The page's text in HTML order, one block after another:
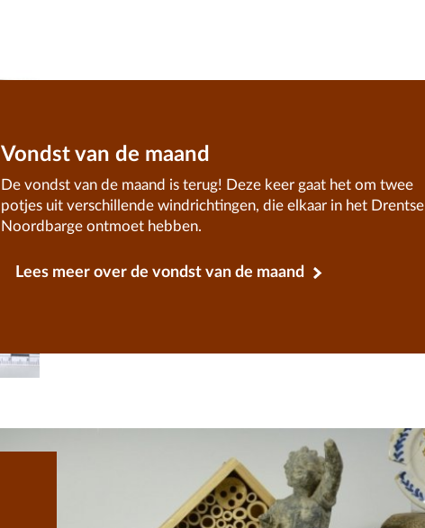
Vondst van de maand
De vondst van de maand is terug! Deze keer gaat het om twee
potjes uit verschillende windrichtingen, die elkaar in het Drentse
Noordbarge ontmoet hebben.
Lees meer over de vondst van de maand